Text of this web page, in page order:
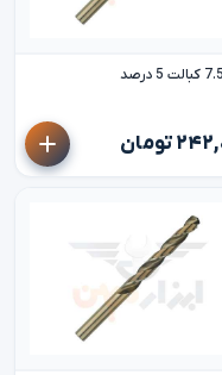
تومان